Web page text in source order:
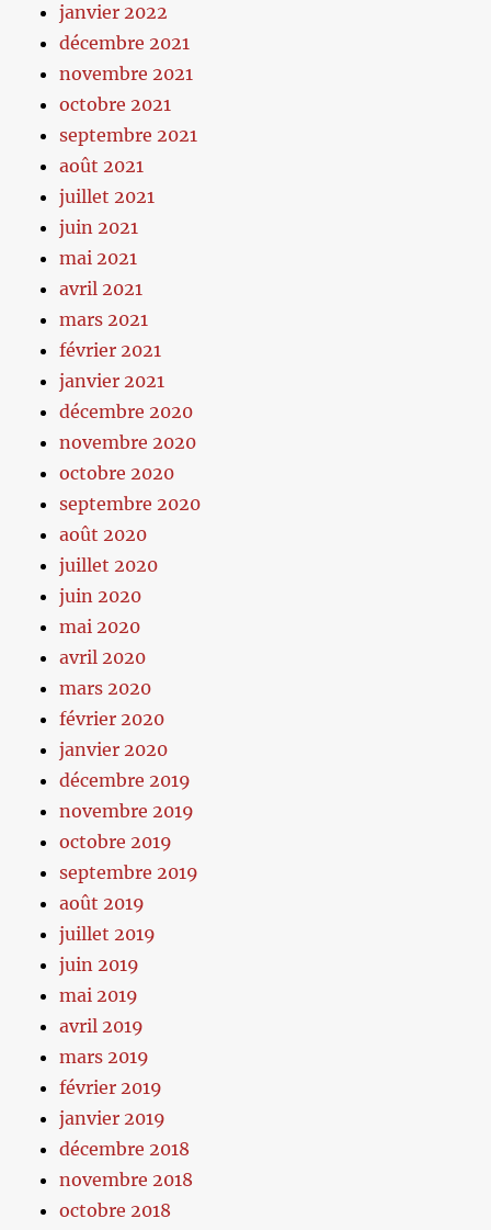
janvier 2022
décembre 2021
novembre 2021
octobre 2021
septembre 2021
août 2021
juillet 2021
juin 2021
mai 2021
avril 2021
mars 2021
février 2021
janvier 2021
décembre 2020
novembre 2020
octobre 2020
septembre 2020
août 2020
juillet 2020
juin 2020
mai 2020
avril 2020
mars 2020
février 2020
janvier 2020
décembre 2019
novembre 2019
octobre 2019
septembre 2019
août 2019
juillet 2019
juin 2019
mai 2019
avril 2019
mars 2019
février 2019
janvier 2019
décembre 2018
novembre 2018
octobre 2018